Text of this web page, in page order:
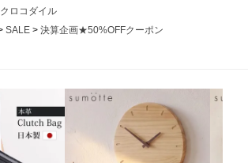
クロコダイル
SALE 決算企画★50%OFFクーポン